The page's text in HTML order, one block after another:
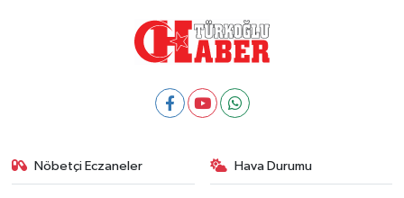
Nöbetçi Eczaneler Hava Durumu